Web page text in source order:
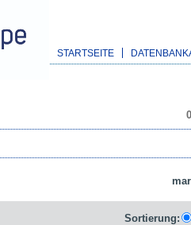
STARTSEITE
0
Sortierung: